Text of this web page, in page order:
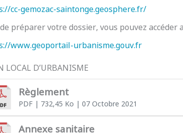
cc-gemozac-saintonge.geosphere.fr/
préparer votre dossier, vous pouvez accéder
www.geoportail-urbanisme.gouv.fr
LOCAL D’URBANISME
Règlement
PDF| 732,45 Ko | 07 Octobre 2021
Annexe sanitaire